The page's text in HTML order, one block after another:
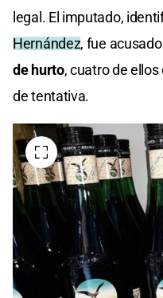
legal. El imputado,
Hernández, fue
de hurto, cuatro de
de tentativa.